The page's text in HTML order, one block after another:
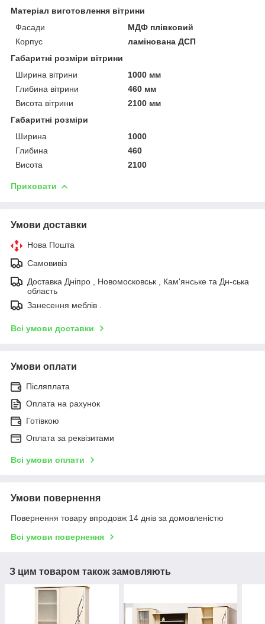
Матеріал виготовлення вітрини
Фасади
МДФ плівковий
Корпус
ламінована ДСП
Габаритні розміри вітрини
Ширина вітрини
1000 мм
Глибина вітрини
460 мм
Висота вітрини
2100 мм
Габаритні розміри
Ширина
1000
Глибина
460
Висота
2100
Приховати
Умови доставки
Нова Пошта
Самовивіз
Доставка Дніпро , Новомосковськ , Кам'янське та Дн-ська
область
Занесення меблів .
Всі умови доставки
Умови оплати
Післяплата
Оплата на рахунок
Готівкою
Оплата за реквізитами
Всі умови оплати
Умови повернення
Повернення товару впродовж 14 днів за домовленістю
Всі умови повернення
З цим товаром також замовляють